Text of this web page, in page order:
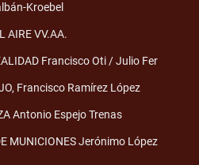
Kroebel
AIRE VV.AA.
Francisco Oti / Julio Fer
Francisco Ramírez López
Antonio Espejo Trenas
MUNICIONES Jerónimo López